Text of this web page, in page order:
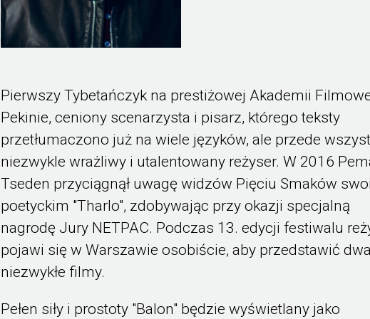
Pierwszy Tybetańczyk na prestiżowej Akademii
Pekinie, ceniony scenarzysta i pisarz, którego teksty
przetłumaczono już na wiele języków, ale przede
niezwykle wrażliwy i utalentowany reżyser. W 2016
Tseden przyciągnął uwagę widzów Pięciu Smaków
poetyckim "Tharlo", zdobywając przy okazji specjalną
nagrodę Jury NETPAC. Podczas 13. edycji festiwalu
pojawi się w Warszawie osobiście, aby przedstawić
niezwykłe filmy.
Pełen siły i prostoty "Balon" będzie wyświetlany jako